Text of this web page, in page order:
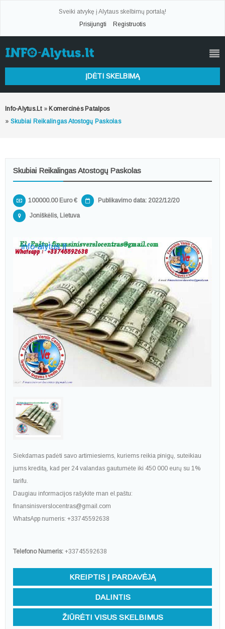
Sveiki atvykę į Alytaus skelbimų portalą!
Prisijungti
Registruotis
ĮDĖTI SKELBIMĄ
Info-Alytus.lt » Komercinės Patalpos
» Skubiai Reikalingas Atostogų Paskolas
Skubiai Reikalingas Atostogų Paskolas
100000.00 Euro € Publikavimo data: 2022/12/20
Joniškėlis, Lietuva
Siekdamas padėti savo artimiesiems, kuriems reikia pinigų, suteikiau
jums kreditą, kad per 24 valandas gautumėte iki 450 000 eurų su 1%
tarifu.
Daugiau informacijos rašykite man el.paštu:
finansinisverslocentras@gmail.com
WhatsApp numeris: +33745592638
Telefono Numeris: +33745592638
KREIPTIS Į PARDAVĖJĄ
DALINTIS
ŽIŪRĖTI VISUS SKELBIMUS